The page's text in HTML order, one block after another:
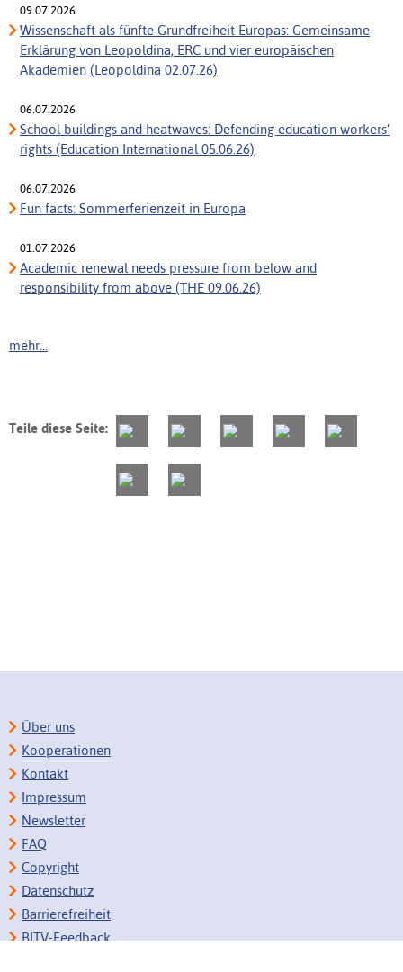
09.07.2026
Wissenschaft als fünfte Grundfreiheit Europas: Gemeinsame
Erklärung von Leopoldina, ERC und vier europäischen
Akademien (Leopoldina 02.07.26)
06.07.2026
School buildings and heatwaves: Defending education workers’
rights (Education International 05.06.26)
06.07.2026
Fun facts: Sommerferienzeit in Europa
01.07.2026
Academic renewal needs pressure from below and
responsibility from above (THE 09.06.26)
mehr...
Teile diese Seite:
Über uns
Kooperationen
Kontakt
Impressum
Newsletter
FAQ
Copyright
Datenschutz
Barrierefreiheit
BITV-Feedback